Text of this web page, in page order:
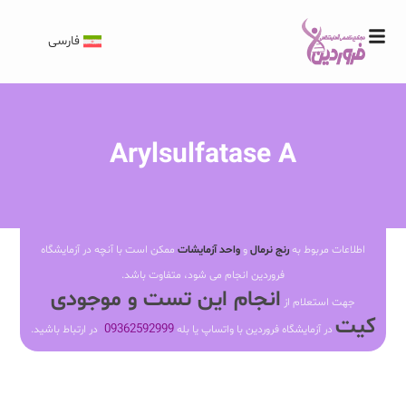
فارسی
Arylsulfatase A
اطلاعات مربوط بهرنج نرمالو واحد آزمایشات ممکن است با آنچه در آزمایشگاه
فروردین انجام می شود، متفاوت باشد.
جهت استعلام از انجام این تست و موجودی
کیت در آزمایشگاه فروردین با واتساپ یا بله09362592999 در ارتباط باشید.